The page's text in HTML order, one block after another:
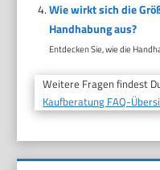
Wie wirkt sich die
Handhabung aus?
Entdecken Sie, wie die
Weitere Fragen findest
Kaufberatung FAQ-